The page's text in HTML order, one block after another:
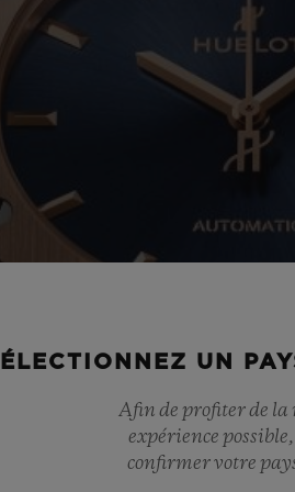
UN
Afin de profiter de la
expérience
confirmer votre